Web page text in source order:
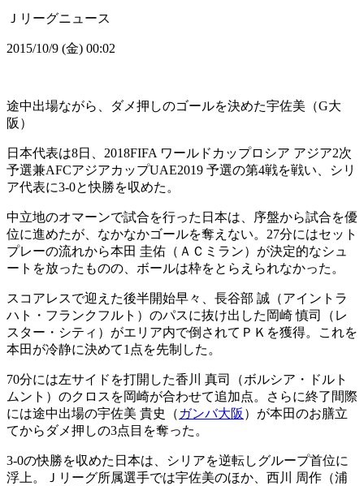
Ｊリーグニュース
2015/10/9 (金) 00:02
途中出場ながら、ダメ押しのゴールを決めた宇佐美（G大
阪）
日本代表は8日、2018FIFA ワールドカップロシア アジア2次
予選兼AFCアジアカップUAE2019 予選の第4戦を戦い、シリ
ア代表に3-0と快勝を収めた。
中立地のオマーンで試合を行った日本は、序盤から試合を優
位に進めたが、なかなかゴールを奪えない。27分にはセット
プレーの流れから本田 圭佑（ＡＣミラン）が決定的なシュ
ートを放ったものの、ボールは枠をとらえられなかった。
スコアレスで迎えた後半開始早々、長谷部 誠（アイントラ
ハト・フランクフルト）のパスに抜け出した岡崎 慎司（レ
スター・シティ）がエリア内で倒されてＰＫを獲得。これを
本田が冷静に決めて1点を先制した。
70分には左サイドを打開した香川 真司（ボルシア・ドルト
ムント）のクロスを岡崎が合わせて追加点。さらに終了間際
には途中出場の宇佐美 貴史（ ガンバ大阪 ）が本田のお膳立
てからダメ押しの3点目を奪った。
3-0の快勝を収めた日本は、シリアを逆転しグループ首位に
浮上。Ｊリーグ所属選手では宇佐美のほか、西川 周作（浦